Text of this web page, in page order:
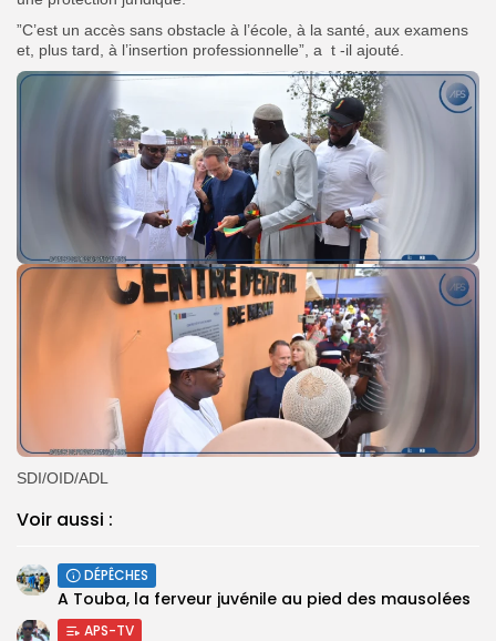
”C’est un accès sans obstacle à l’école, à la santé, aux examens
et, plus tard, à l’insertion professionnelle”, a t -il ajouté.
SDI/OID/ADL
Voir aussi :
DÉPÊCHES
A Touba, la ferveur juvénile au pied des mausolées
APS-TV